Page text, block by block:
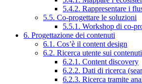
5.4.2. Rappresentare i
5.5. Co-progettare le soluzioni
5.5.1. Workshop di co-
6. Progettazione dei contenuti
6.1. Cos’è il content design
6.2. Ricerca utente sui
6.2.1. Content discovery
6.2.2. Dati di ricerca
6.2.3. Ricerca tramite